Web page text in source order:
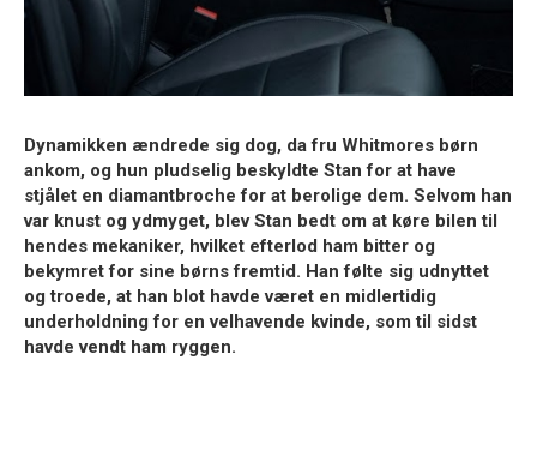
Dynamikken ændrede sig dog, da fru Whitmores børn
ankom, og hun pludselig beskyldte Stan for at have
stjålet en diamantbroche for at berolige dem. Selvom han
var knust og ydmyget, blev Stan bedt om at køre bilen til
hendes mekaniker, hvilket efterlod ham bitter og
bekymret for sine børns fremtid. Han følte sig udnyttet
og troede, at han blot havde været en midlertidig
underholdning for en velhavende kvinde, som til sidst
havde vendt ham ryggen.